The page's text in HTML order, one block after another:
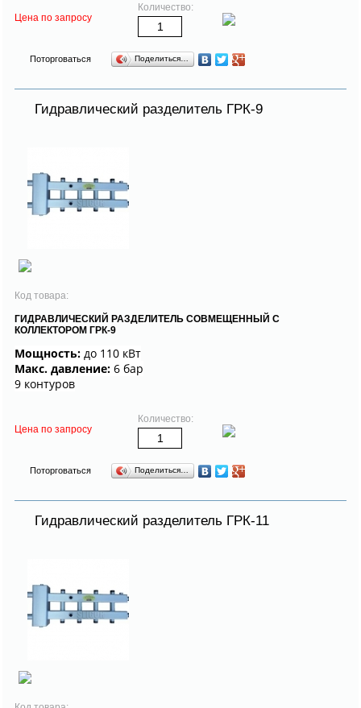
Цена по запросу
Количество:
Поторговаться Поделиться…
Гидравлический разделитель ГРК-9
Код товара:
ГИДРАВЛИЧЕСКИЙ РАЗДЕЛИТЕЛЬ СОВМЕЩЕННЫЙ С
КОЛЛЕКТОРОМ ГРК-9
Мощность: до 110 кВт
Макс. давление: 6 бар
9 контуров
Цена по запросу
Количество:
Поторговаться Поделиться…
Гидравлический разделитель ГРК-11